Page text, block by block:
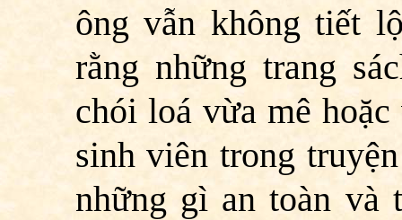
ông vẫn không tiết
rằng những trang
chói loá vừa mê
sinh viên trong
những gì an toàn và